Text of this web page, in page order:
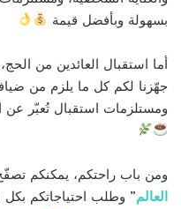
بسهولة وبأفضل قيمة
أما استقبال العائدين من
جهّزنا لكم كل ما يلزم من
ومستلزمات استقبال تُعبّر عن
ومن باب راحتكم، يمكنكم
العالم” وطلب احتياجاتكم